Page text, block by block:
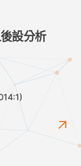
設分析